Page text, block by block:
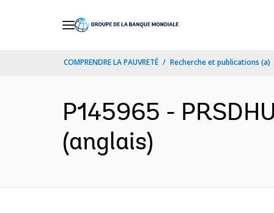
COMPRENDRE LA PAUVRETÉ Recherche et publications (a)
P145965 -
(anglais)